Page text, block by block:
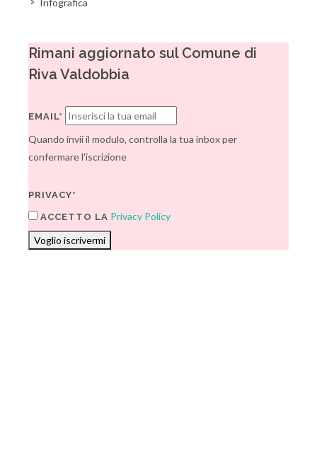
Infografica
Rimani aggiornato sul Comune di
Riva Valdobbia
EMAIL*
Quando invii il modulo, controlla la tua inbox per
confermare l'iscrizione
PRIVACY*
ACCETTO LA Privacy Policy
Voglio iscrivermi